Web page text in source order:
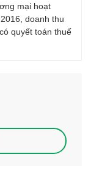
mại hoạt
doanh thu
quyết toán thuế